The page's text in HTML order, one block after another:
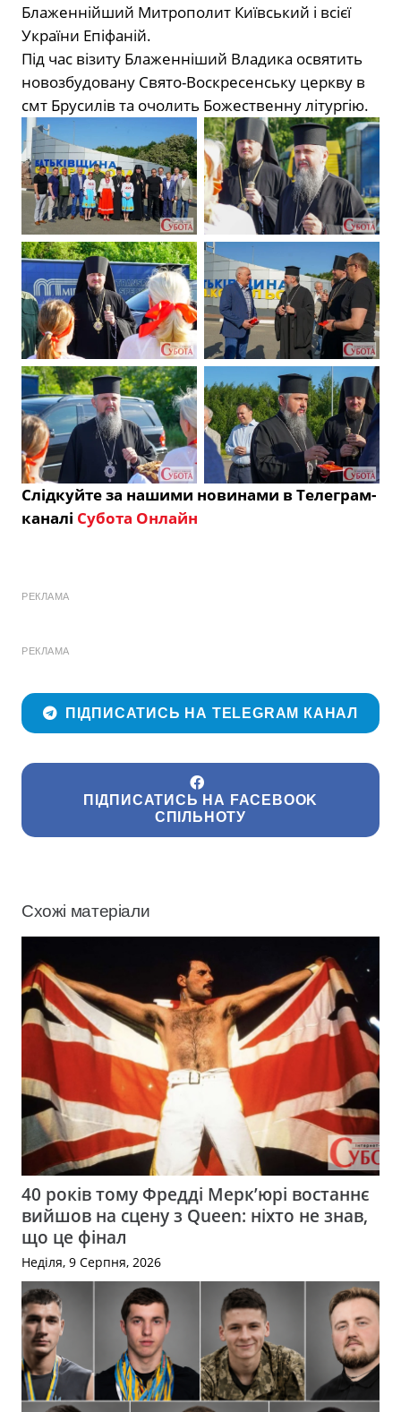
Блаженнійший Митрополит Київський і всієї
України Епіфаній.
Під час візиту Блаженніший Владика освятить
новозбудовану Свято-Воскресенську церкву в
смт Брусилів та очолить Божественну літургію.
Слідкуйте за нашими новинами в Телеграм-
каналі Субота Онлайн
РЕКЛАМА
РЕКЛАМА
ПІДПИСАТИСЬ НА TELEGRAM КАНАЛ
ПІДПИСАТИСЬ НА FACEBOOK
СПІЛЬНОТУ
Схожі матеріали
40 років тому Фредді Мерк’юрі востаннє
вийшов на сцену з Queen: ніхто не знав,
що це фінал
Неділя, 9 Серпня, 2026